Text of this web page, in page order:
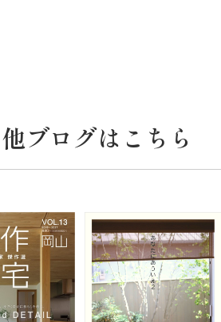
ブログはこちら